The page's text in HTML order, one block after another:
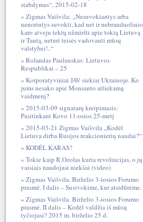
stabdymas“, 2015-02-18
Zigmas Vaišvila: „Nesuvokiantys arba
nenorintys suvokti, kad net ir nebranduolinio
karo atveju tektų užmiršti apie tokią Lietuvą
ir Tautą, neturi teisės vadovauti mūsų
valstybei!..“
Rolandas Paulauskas: Lietuvos
Respublikai – 25
Korporatyviniai JAV siekiai Ukrainoje. Ko
jums nesako apie Monsanto atliekamą
vaidmenį?
2015-03-09 signatarų kreipimasis:
Pasitinkant Kovo 11-osios 25-metį
2015-03-21 Zigmas Vaišvila „Kodėl
Lietuva dirba Rusijos reakcionierių naudai?“
KODĖL KARAS?
Tokie kaip R.Ozolas kuria revoliucijas, o jų
vaisiais naudojasi niekšai (video)
Zigmas Vaišvila. Birželio 3-iosios Forumo
prasmė. I dalis – Susivokime, kur atsidūrėme.
Zigmas Vaišvila. Birželio 3-iosios Forumo
prasmė. II dalis – Kodėl valdžia iš mūsų
tyčiojasi? 2015 m. birželio 25 d.